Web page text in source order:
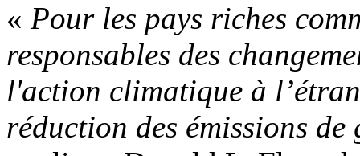
« Pour les pays riches
responsables des
l'action climatique à
réduction des émissions